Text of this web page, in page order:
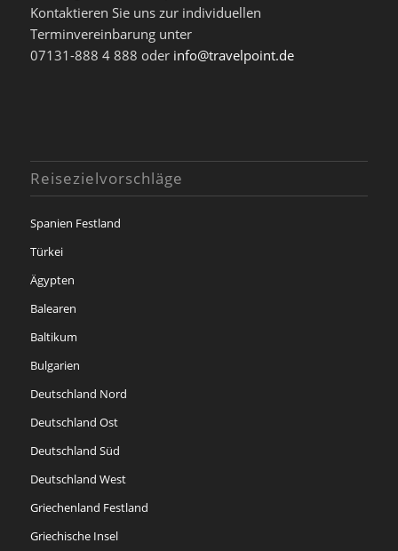
Kontaktieren Sie uns zur individuellen
Terminvereinbarung unter
07131-888 4 888 oder info@travelpoint.de
Reisezielvorschläge
Spanien Festland
Türkei
Ägypten
Balearen
Baltikum
Bulgarien
Deutschland Nord
Deutschland Ost
Deutschland Süd
Deutschland West
Griechenland Festland
Griechische Insel